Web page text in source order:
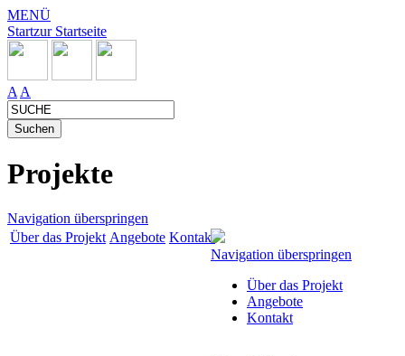
MENÜ
Startzur Startseite
A A
Projekte
Navigation überspringen
Über das Projekt Angebote Kontakt
Navigation überspringen
Über das Projekt
Angebote
Kontakt